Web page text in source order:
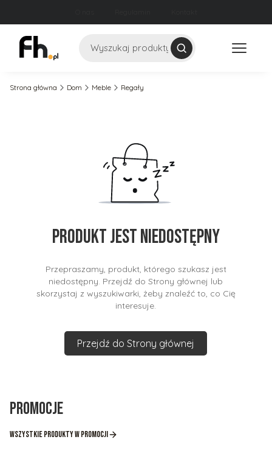
Szukaj
Strona główna Dom Meble Regały
Produkt jest niedostępny
Przepraszamy, produkt, którego szukasz jest
niedostępny. Przejdź do Strony głównej lub
skorzystaj z wyszukiwarki, żeby znaleźć to, co Cię
interesuje.
Przejdź do Strony głównej
Promocje
Wszystkie produkty w promocji